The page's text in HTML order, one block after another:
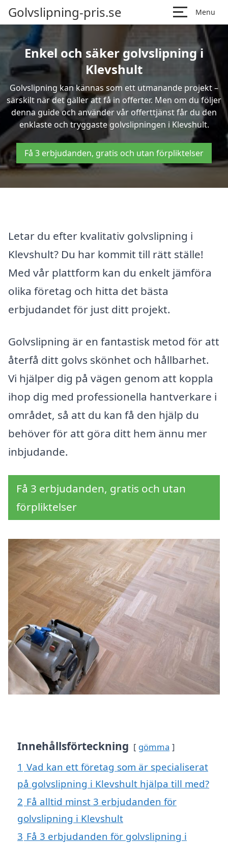
Golvslipning-pris.se Menu
Enkel och säker golvslipning i
Klevshult
Golvslipning kan kännas som ett utmanande projekt –
särskilt när det gäller att få in offerter. Men om du följer
denna guide och använder vår offerttjänst får du den
enklaste och tryggaste golvslipningen i Klevshult.
Få 3 erbjudanden, gratis och utan förpliktelser
Letar du efter kvalitativ golvslipning i
Klevshult? Du har kommit till rätt ställe!
Med vår plattform kan du enkelt jämföra
olika företag och hitta det bästa
erbjudandet för just ditt projekt.
Golvslipning är en fantastisk metod för att
återfå ditt golvs skönhet och hållbarhet.
Vi hjälper dig på vägen genom att koppla
ihop dig med professionella hantverkare i
området, så att du kan få den hjälp du
behöver för att göra ditt hem ännu mer
inbjudande.
Få 3 erbjudanden, gratis och utan
förpliktelser
Innehållsförteckning gömma
1 Vad kan ett företag som är specialiserat
på golvslipning i Klevshult hjälpa till med?
2 Få alltid minst 3 erbjudanden för
golvslipning i Klevshult
3 Få 3 erbjudanden för golvslipning i